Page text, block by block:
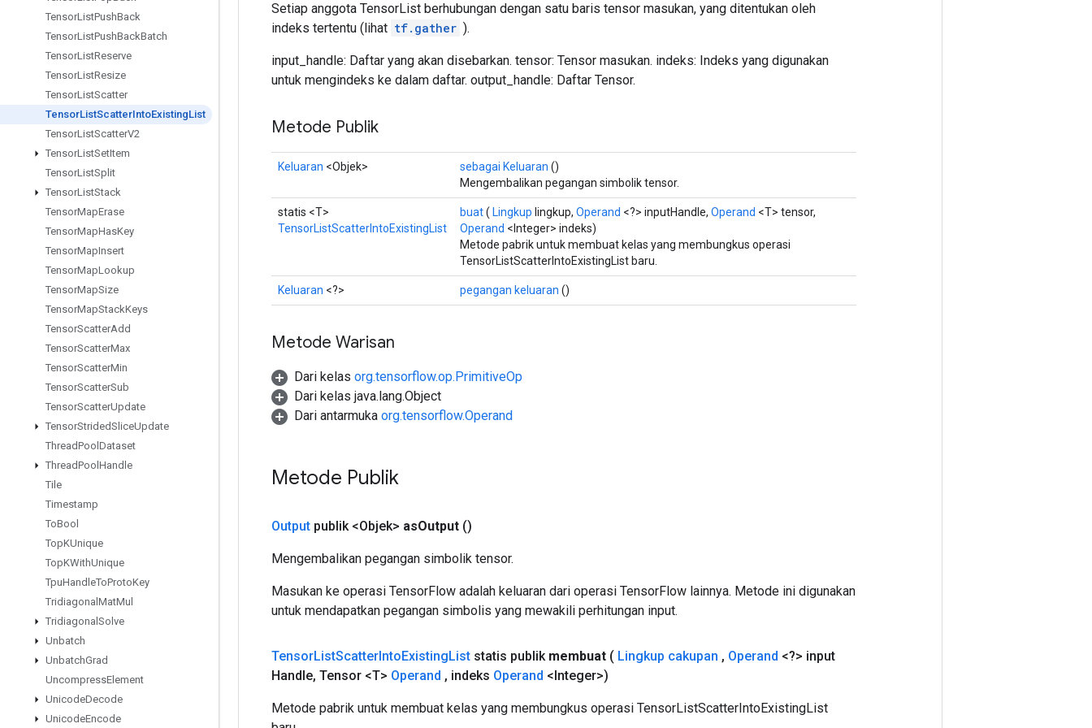
TensorListPushBack
TensorListPushBackBatch
TensorListReserve
TensorListResize
TensorListScatter
TensorListScatterIntoExistingList
TensorListScatterV2
TensorListSetItem
TensorListSplit
TensorListStack
TensorMapErase
TensorMapHasKey
TensorMapInsert
TensorMapLookup
TensorMapSize
TensorMapStackKeys
TensorScatterAdd
TensorScatterMax
TensorScatterMin
TensorScatterSub
TensorScatterUpdate
TensorStridedSliceUpdate
ThreadPool Dataset
ThreadPool Handle
Tile
Timestamp
ToBool
TopKUnique
TopKWithUnique
TpuHandleToProtoKey
Tridiagonal MatMul
Tridiagonal Solve
Unbatch
UnbatchGrad
UncompressElement
UnicodeDecode
UnicodeEncode
Setiap anggota TensorList berhubungan dengan satu baris tensor masukan, yang ditentukan oleh
indeks tertentu (lihat tf.gather ).
input_handle: Daftar yang akan disebarkan. tensor: Tensor masukan. indeks: Indeks yang digunakan
untuk mengindeks ke dalam daftar. output_handle: Daftar Tensor.
Metode Publik
Keluaran <Objek> sebagai Keluaran ()
Mengembalikan pegangan simbolik tensor.
statis <T>
TensorListScatterIntoExistingList
buat( Lingkup lingkup, Operand <?> inputHandle, Operand <T> tensor,
Operand <Integer> indeks)
Metode pabrik untuk membuat kelas yang membungkus operasi
TensorListScatterIntoExistingList baru.
Keluaran <?> pegangan keluaran ()
Metode Warisan
Dari kelas org.tensorflow.op.PrimitiveOp
Dari kelas java.lang.Object
Dari antarmuka org.tensorflow.Operand
Metode Publik
Output publik <Objek> asOutput ()
Mengembalikan pegangan simbolik tensor.
Masukan ke operasi TensorFlow adalah keluaran dari operasi TensorFlow lainnya. Metode ini digunakan
untuk mendapatkan pegangan simbolis yang mewakili perhitungan input.
TensorListScatterIntoExistingList statis publik membuat ( Lingkup cakupan , Operand <?> input
Handle, Tensor <T> Operand , indeks Operand <Integer>)
Metode pabrik untuk membuat kelas yang membungkus operasi TensorListScatterIntoExistingList